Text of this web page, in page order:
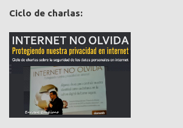
Ciclo de charlas: